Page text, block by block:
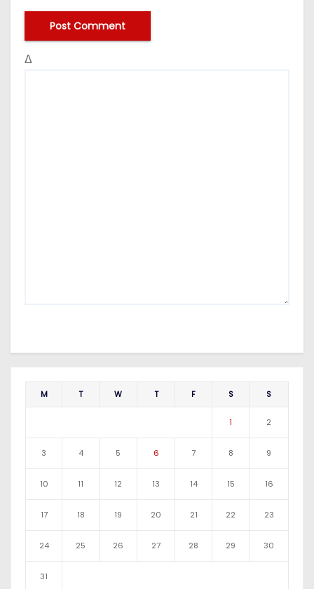
Δ
M T W T F S S
1 2
3 4 5 6 7 8 9
10 11 12 13 14 15 16
17 18 19 20 21 22 23
24 25 26 27 28 29 30
31